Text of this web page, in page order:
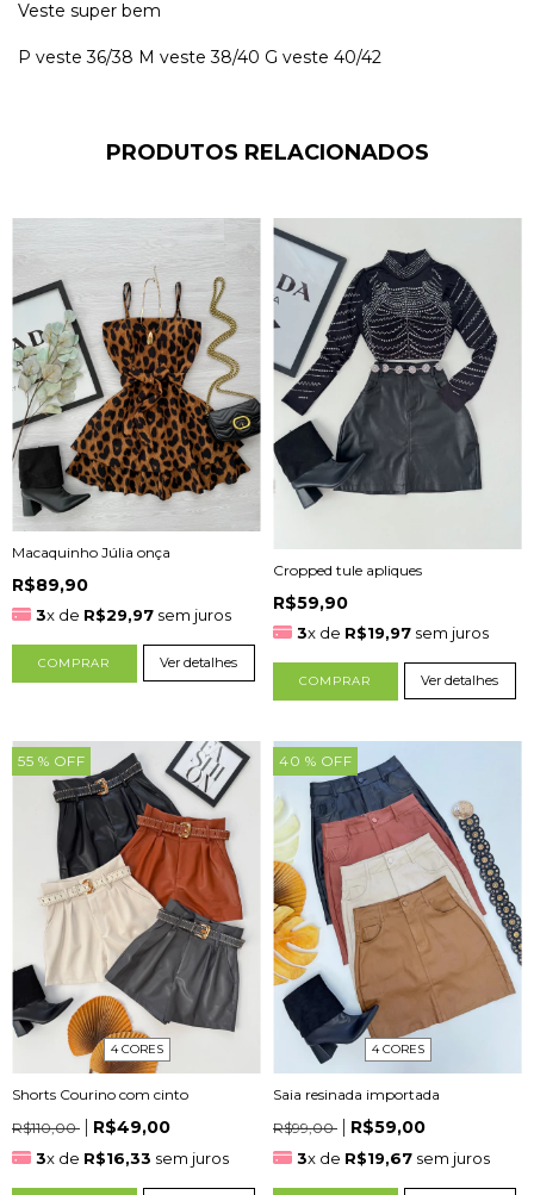
Veste super bem
P veste 36/38 M veste 38/40 G veste 40/42
PRODUTOS RELACIONADOS
Macaquinho Júlia onça
R$89,90
3x de R$29,97 sem juros
COMPRAR Ver detalhes
Cropped tule apliques
R$59,90
3x de R$19,97 sem juros
COMPRAR Ver detalhes
55 % OFF
4 CORES
Shorts Courino com cinto
R$110,00
R$49,00
3x de R$16,33 sem juros
40 % OFF
4 CORES
Saia resinada importada
R$99,00
R$59,00
3x de R$19,67 sem juros